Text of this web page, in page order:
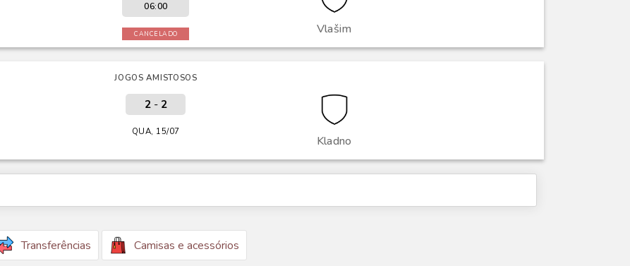
Vlašim
06:00
CANCELADO
JOGOS AMISTOSOS
Kladno
2- 2
QUA, 15/07
Transferências Camisas e acessórios